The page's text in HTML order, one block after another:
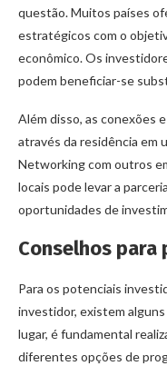
questão. Muitos países
estratégicos com o
econômico. Os
podem beneficiar-se
Além disso, as conexões
através da residência em
Networking com outros
locais pode levar a
oportunidades de
Conselhos
Para os potenciais
investidor, existem
lugar, é fundamental
diferentes opções de